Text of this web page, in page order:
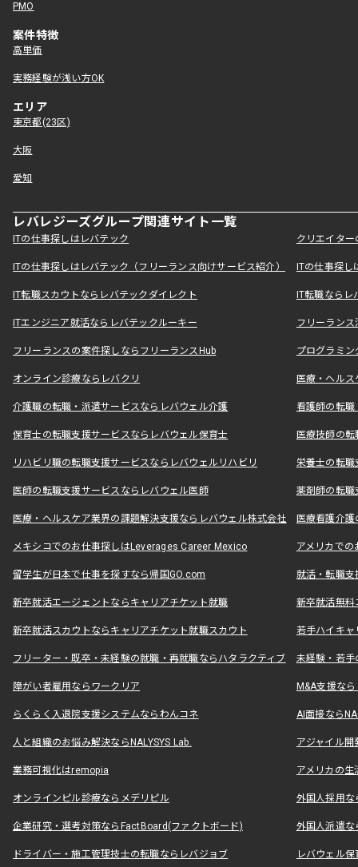
PMO
案件特徴
高単価
実務経験が浅い方OK
エリア
東京都(23区)
大阪
愛知
レバレジーズグループ関連サイト一覧
ITの仕事探しはレバテック クリエイタ
ITの仕事探しはレバテック（フリーランス向けサービス紹介） ITの仕事探
IT転職スカウトならレバテックダイレクト IT転職なら
ITエンジニア就活ならレバテックルーキー フリーラン
フリーランスの案件探しならフリーランスHub プログラミ
オンライン診療ならレバクリ 医療・ヘル
介護職の転職・派遣サービスならレバウェル介護 看護師の転
保育士の転職支援サービスならレバウェル保育士 医療技師の
リハビリ職の転職支援サービスならレバウェルリハビリ 栄養士の転
医師の転職支援サービスならレバウェル医師 薬剤師の転
医療・ヘルスケア業界の課題解決支援ならレバウェル株式会社 医療看護介
メキシコでのお仕事探しはLeverages Career Mexico アメリカで
留学生が日本で仕事を探すなら帰国GO.com 就活・転職
新卒就活エージェントならキャリアチケット就職 新卒就活無料
新卒就活スカウトならキャリアチケット就職スカウト 若手ハイキ
フリーター・既卒・未経験の就職・再就職ならハタラクティブ 未経験・若手
障がい者雇用ならワークリア M&A支援な
らくらく入退院支援システムならわんコネ AI面接なら
人と組織のお悩み解決ならNALYSYS Lab. アジャイル
業務可視化はremopia アメリカの
オンラインピル診療ならメデリピル 外国人採用
企業研究・選考対策ならFactBoard(ファクトボード) 外国人派遣な
ドライバー・施工管理技士の転職ならレバジョブ レバウェル